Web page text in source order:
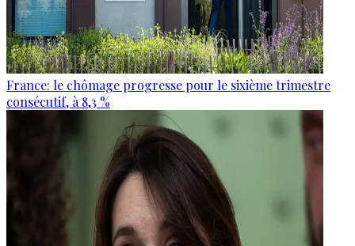
France: le chômage progresse pour le sixième trimestre
consécutif, à 8,3 %